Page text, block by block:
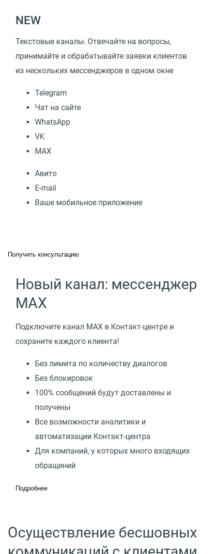
NEW
Текстовые каналы. Отвечайте на вопросы,
принимайте и обрабатывайте заявки клиентов
из нескольких мессенджеров в одном окне
Telegram
Чат на сайте
WhatsApp
VK
МАХ
Авито
E-mail
Ваше мобильное приложение
Получить консультацию
Новый канал: мессенджер
MAX
Подключите канал MAX в Контакт-центре и
сохраните каждого клиента!
Без лимита по количеству диалогов
Без блокировок
100% сообщений будут доставлены и
получены
Все возможности аналитики и
автоматизации Контакт-центра
Для компаний, у которых много входящих
обращений
Подробнее
Осуществление бесшовных